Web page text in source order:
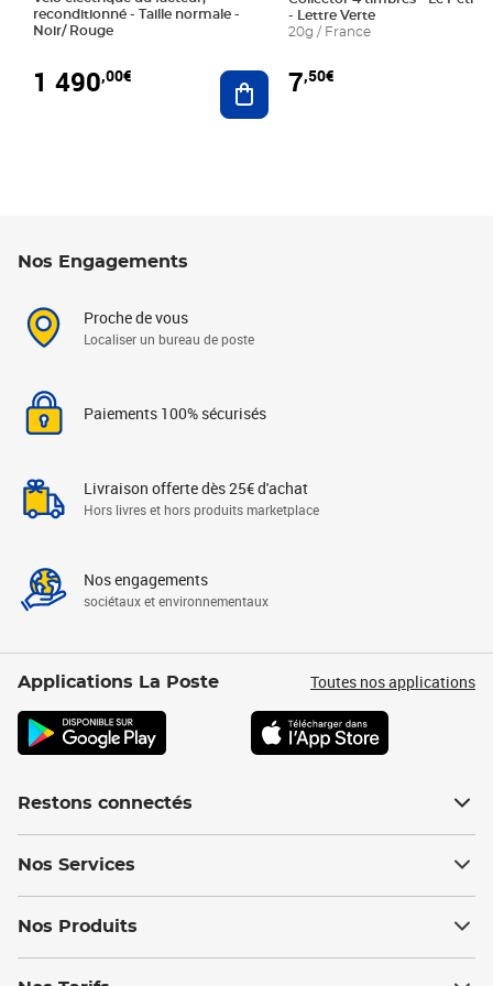
reconditionné - Taille normale -
Noir/ Rouge
1 490,00€ Ajouter au panier
- Lettre Verte
20g / France
7,50€
Nos Engagements
Proche de vous
Localiser un bureau de poste
Paiements 100% sécurisés
Livraison offerte dès 25€ d'achat
Hors livres et hors produits marketplace
Nos engagements
sociétaux et environnementaux
Applications La Poste Toutes nos applications
Restons connectés
Nos Services
Nos Produits